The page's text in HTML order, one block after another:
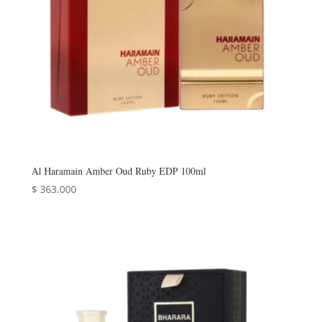
Al Haramain Amber Oud Ruby EDP 100ml
$ 363.000